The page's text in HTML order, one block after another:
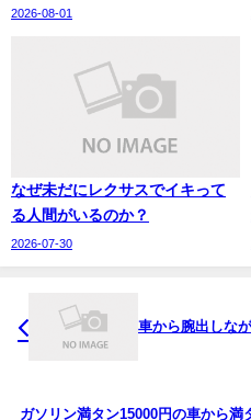
2026-08-01
なぜ未だにレクサスでイキって
る人間がいるのか？
2026-07-30
車から腕出しな
ガソリン満タン15000円の車から満